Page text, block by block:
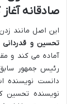
صادقانه
این اصل مانند
تحسین و قدردانی
آماده می کند و
رئیس جمهور
دانست نویسنده
نویسنده تحسین